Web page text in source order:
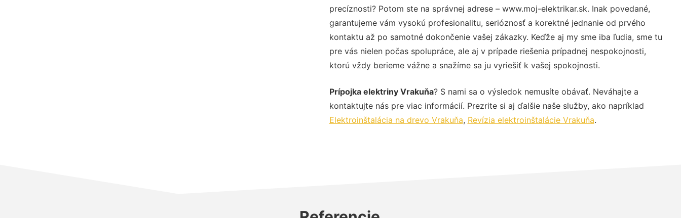
precíznosti? Potom ste na správnej adrese – www.moj-elektrikar.sk. Inak povedané,
garantujeme vám vysokú profesionalitu, serióznosť a korektné jednanie od prvého
kontaktu až po samotné dokončenie vašej zákazky. Keďže aj my sme iba ľudia, sme tu
pre vás nielen počas spolupráce, ale aj v prípade riešenia prípadnej nespokojnosti,
ktorú vždy berieme vážne a snažíme sa ju vyriešiť k vašej spokojnosti.
Prípojka elektriny Vrakuňa? S nami sa o výsledok nemusíte obávať. Neváhajte a
kontaktujte nás pre viac informácií. Prezrite si aj ďalšie naše služby, ako napríklad
Elektroinštalácia na drevo Vrakuňa, Revízia elektroinštalácie Vrakuňa.